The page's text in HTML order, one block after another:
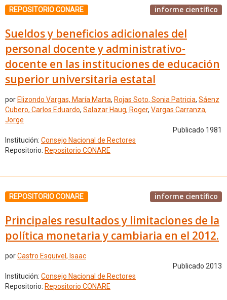
REPOSITORIO CONARE informe científico
Sueldos y beneficios adicionales del
personal docente y administrativo-
docente en las instituciones de educación
superior universitaria estatal
por Elizondo Vargas, María Marta, Rojas Soto, Sonia Patricia, Sáenz
Cubero, Carlos Eduardo, Salazar Haug, Roger, Vargas Carranza,
Jorge
Publicado 1981
Institución: Consejo Nacional de Rectores
Repositorio: Repositorio CONARE
REPOSITORIO CONARE informe científico
Principales resultados y limitaciones de la
política monetaria y cambiaria en el 2012.
porCastro Esquivel, Isaac
Publicado 2013
Institución: Consejo Nacional de Rectores
Repositorio: Repositorio CONARE